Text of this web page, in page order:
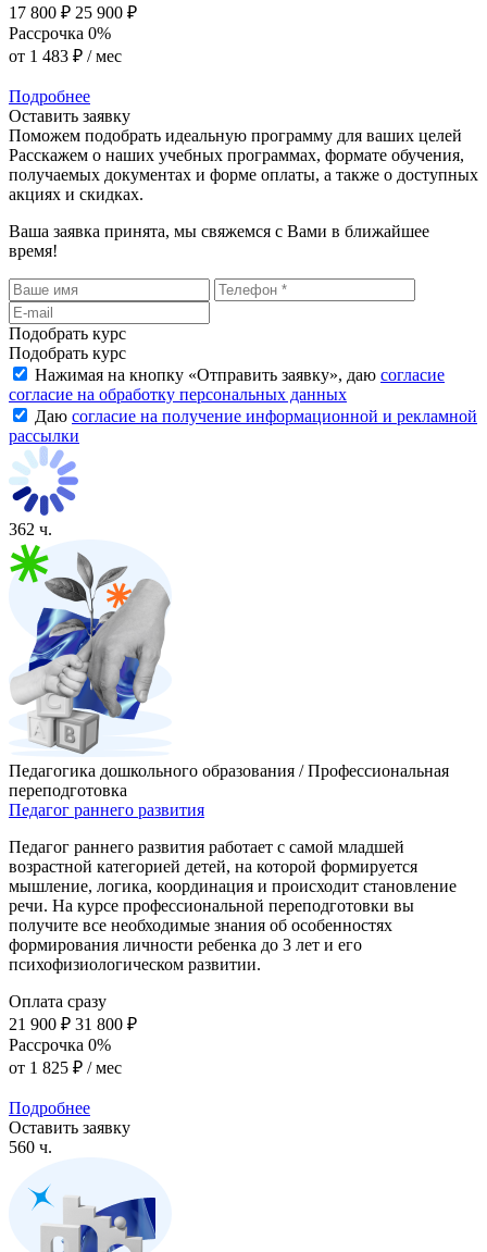
17 800 ₽ 25 900 ₽
Рассрочка 0%
от 1 483 ₽ / мес
Подробнее
Оставить заявку
Поможем подобрать идеальную программу для ваших целей
Расскажем о наших учебных программах, формате обучения,
получаемых документах и форме оплаты, а также о доступных
акциях и скидках.
Ваша заявка принята, мы свяжемся с Вами в ближайшее
время!
Подобрать курс
Подобрать курс
Нажимая на кнопку «Отправить заявку», даю согласие
согласие на обработку персональных данных
Даю согласие на получение информационной и рекламной
рассылки
362 ч.
Педагогика дошкольного образования / Профессиональная
переподготовка
Педагог раннего развития
Педагог раннего развития работает с самой младшей
возрастной категорией детей, на которой формируется
мышление, логика, координация и происходит становление
речи. На курсе профессиональной переподготовки вы
получите все необходимые знания об особенностях
формирования личности ребенка до 3 лет и его
психофизиологическом развитии.
Оплата сразу
21 900 ₽ 31 800 ₽
Рассрочка 0%
от 1 825 ₽ / мес
Подробнее
Оставить заявку
560 ч.